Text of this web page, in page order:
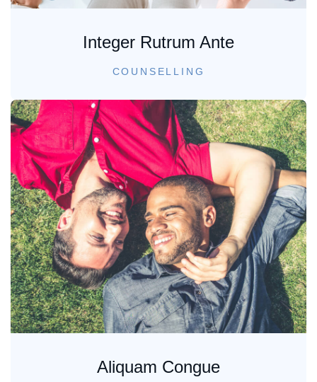
Integer Rutrum Ante
COUNSELLING
Aliquam Congue